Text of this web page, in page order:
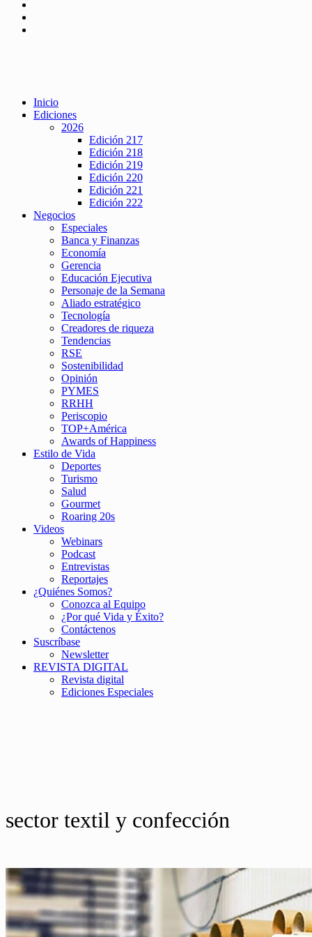
Inicio
Ediciones
2026
Edición 217
Edición 218
Edición 219
Edición 220
Edición 221
Edición 222
Negocios
Especiales
Banca y Finanzas
Economía
Gerencia
Educación Ejecutiva
Personaje de la Semana
Aliado estratégico
Tecnología
Creadores de riqueza
Tendencias
RSE
Sostenibilidad
Opinión
PYMES
RRHH
Periscopio
TOP+América
Awards of Happiness
Estilo de Vida
Deportes
Turismo
Salud
Gourmet
Roaring 20s
Videos
Webinars
Podcast
Entrevistas
Reportajes
¿Quiénes Somos?
Conozca al Equipo
¿Por qué Vida y Éxito?
Contáctenos
Suscríbase
Newsletter
REVISTA DIGITAL
Revista digital
Ediciones Especiales
sector textil y confección